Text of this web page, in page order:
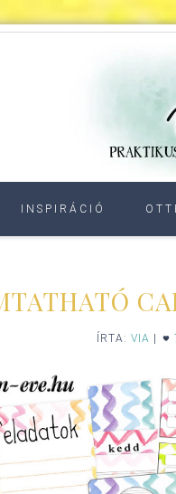
INSPIRÁCIÓ
ÍRTA: VIA